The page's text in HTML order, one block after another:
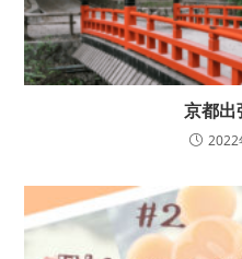
京都出
2022